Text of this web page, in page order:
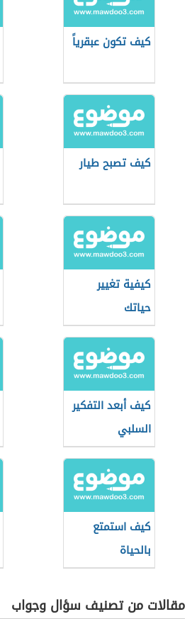
كيف تكون عبقرياً
كيف تصبح طيار
كيفية تغيير
حياتك
كيف أبعد التفكير
السلبي
كيف استمتع
بالحياة
مقالات من تصنيف سؤال وجواب